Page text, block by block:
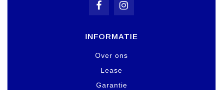
INFORMATIE
Over ons
Lease
Garantie